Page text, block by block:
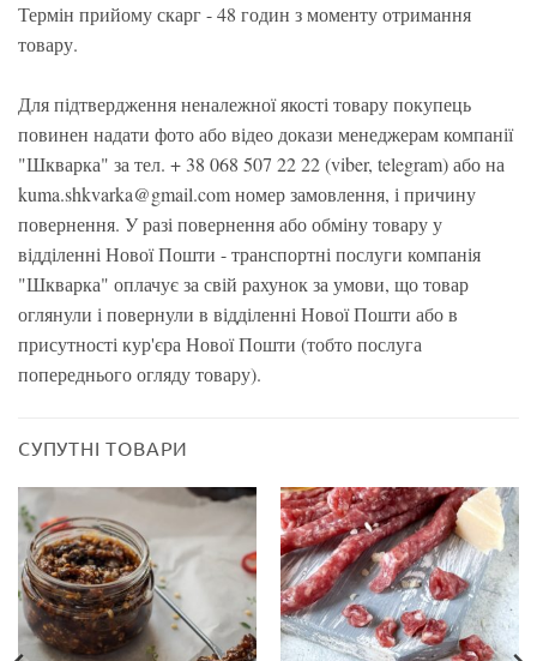
Термін прийому скарг - 48 годин з моменту отримання
товару.
Для підтвердження неналежної якості товару покупець
повинен надати фото або відео докази менеджерам компанії
"Шкварка" за тел. + 38 068 507 22 22 (viber, telegram) або на
kuma.shkvarka@gmail.com номер замовлення, і причину
повернення. У разі повернення або обміну товару у
відділенні Нової Пошти - транспортні послуги компанія
"Шкварка" оплачує за свій рахунок за умови, що товар
оглянули і повернули в відділенні Нової Пошти або в
присутності кур'єра Нової Пошти (тобто послуга
попереднього огляду товару).
СУПУТНІ ТОВАРИ